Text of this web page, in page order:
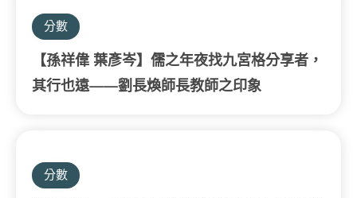
分數
【孫祥偉 葉彥岑】儒之年夜找九宮格分享者，
其行也遠——劉長煥師長教師之印象
分數